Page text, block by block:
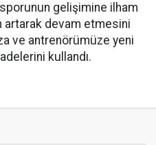
gelişimine ilham
artarak devam etmesini
ve antrenörümüze yeni
kullandı.